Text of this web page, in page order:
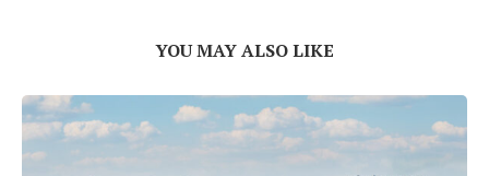
YOU MAY ALSO LIKE